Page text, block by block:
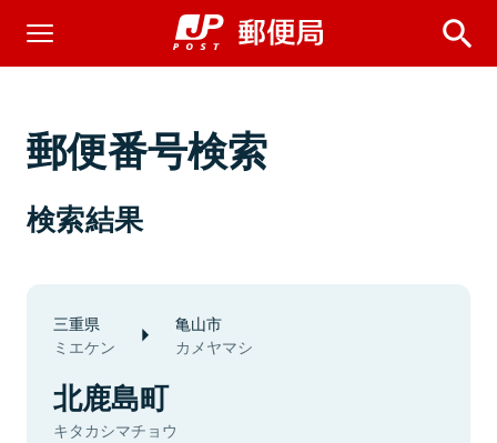
郵便番号検索
検索結果
三重県
ミエケン
亀山市
カメヤマシ
北鹿島町
キタカシマチョウ